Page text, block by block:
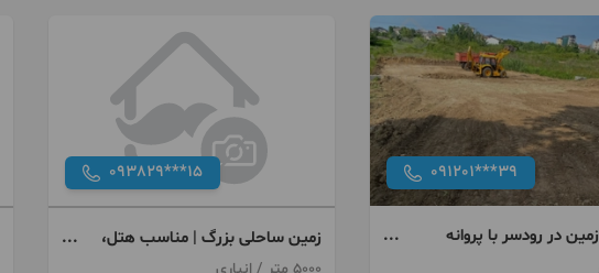
091201***39
در رودسر با پروانه
093829***15
زمین ساحلی بزرگ | مناسب هتل،
ویلا و گردشگری